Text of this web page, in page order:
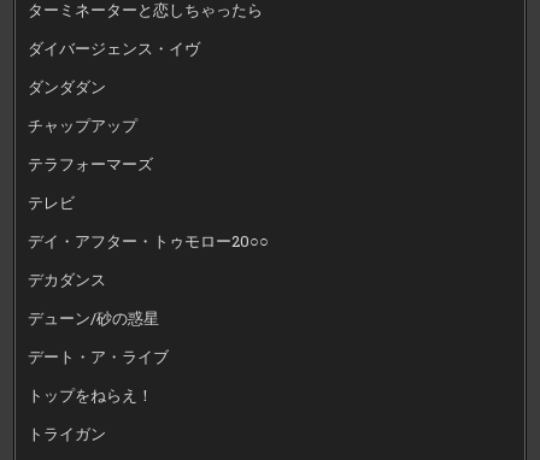
ターミネーターと恋しちゃったら
ダイバージェンス・イヴ
ダンダダン
チャップアップ
テラフォーマーズ
テレビ
デイ・アフター・トゥモロー20○○
デカダンス
デューン/砂の惑星
デート・ア・ライブ
トップをねらえ！
トライガン